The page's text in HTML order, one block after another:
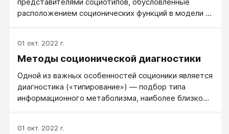
представителями социотипов, обусловленные
расположением соционических функций в модели А.
тип по своему воспринимает и обрабатывает
информацию. Существует несколько типов
зависят от стремлений и желаний людей.
01 окт. 2022 г.
Методы соционической диагностики
Одной из важных особенностей соционики является
диагностика («типирование») — подбор типа
информационного метаболизма, наиболее близко
подхода к определению психотипа человека: с
01 окт. 2022 г.